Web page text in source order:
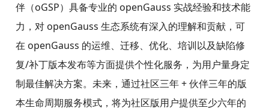
伴（oGSP）具备专业的 openGauss 实战经验和技术能
力，对 openGauss 生态系统有深入的理解和贡献，可
在 openGauss 的运维、迁移、优化、培训以及缺陷修
复/补丁版本发布等方面提供个性化服务，为用户量身定
制最佳解决方案。未来，通过社区三年 + 伙伴三年的版
本生命周期服务模式，将为社区版用户提供至少六年的